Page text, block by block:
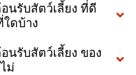
นรับสัตว์เลี้ยง ที่ดี
ดบ้าง
นรับสัตว์เลี้ยง ของ
ม่